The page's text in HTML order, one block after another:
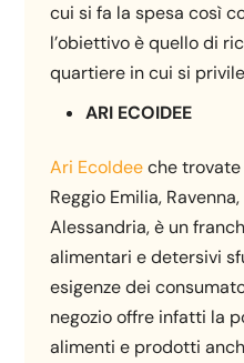
cui si fa la spesa così
l’obiettivo è quello di
quartiere in cui si
ARI ECOIDEE
Ari EcoIdeeche trovate
Reggio Emilia,
Alessandria, è un
alimentari e detersivi
esigenze dei
negozio offre infatti la
alimenti e prodotti